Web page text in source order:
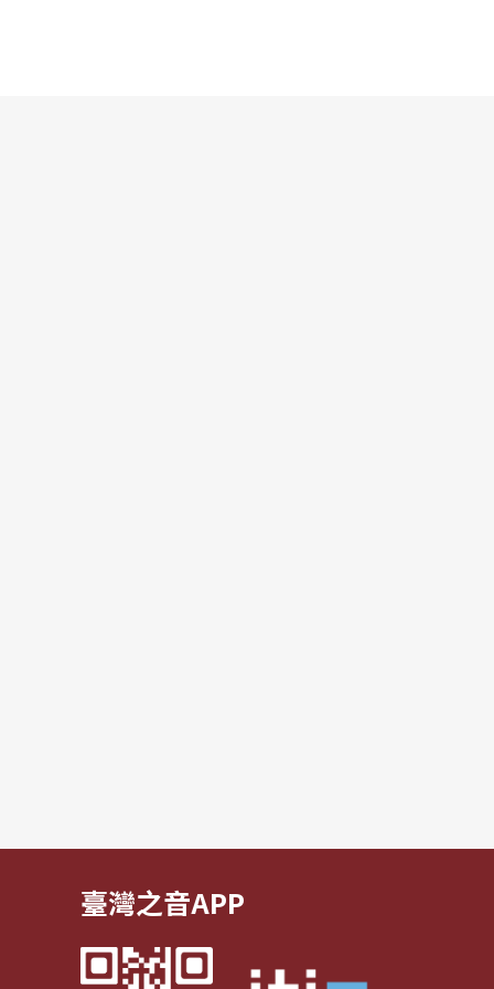
臺灣之音APP